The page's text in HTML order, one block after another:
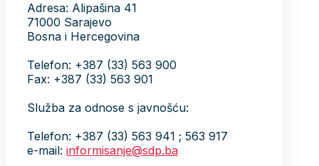
Adresa: Alipašina 41
71000 Sarajevo
Bosna i Hercegovina
Telefon: +387 (33) 563 900
Fax: +387 (33) 563 901
Služba za odnose s javnošću:
Telefon: +387 (33) 563 941 ; 563 917
e-mail: informisanje@sdp.ba